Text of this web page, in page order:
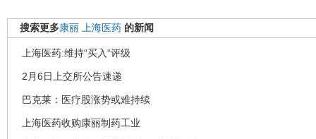
搜索更多康丽 上海医药 的新闻
上海医药:维持“买入“评级
2月6日上交所公告速递
巴克莱：医疗股涨势或难持续
上海医药收购康丽制药工业